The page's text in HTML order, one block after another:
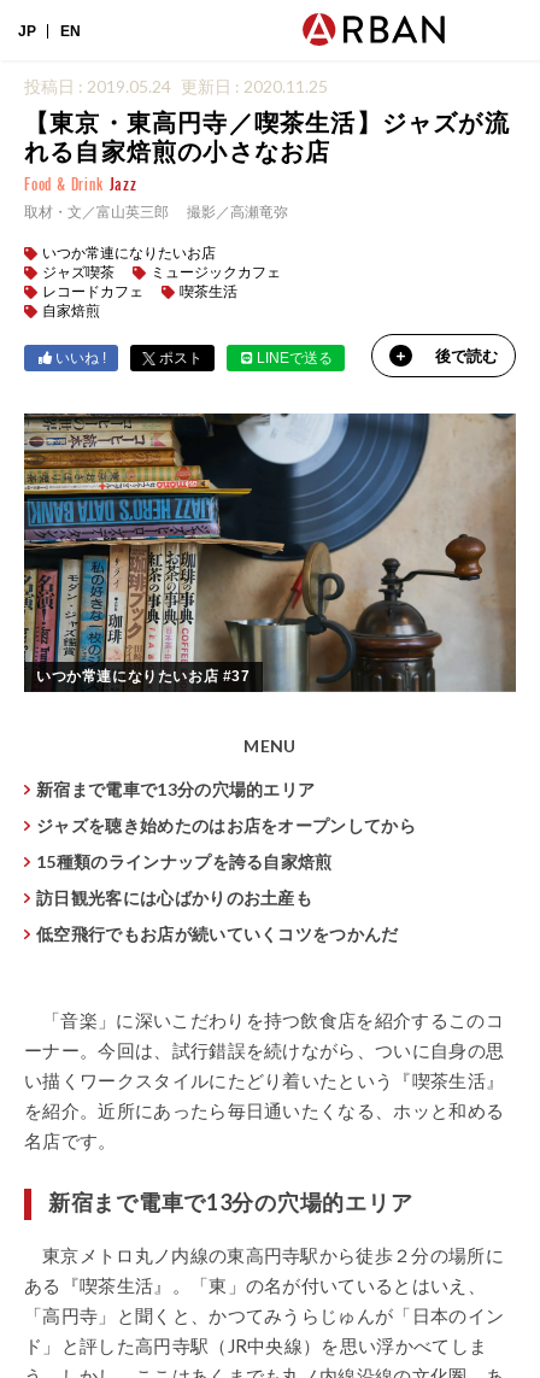
JP EN
投稿日 : 2019.05.24 更新日 : 2020.11.25
【東京・東高円寺／喫茶生活】ジャズが流
れる自家焙煎の小さなお店
Food & Drink Jazz
取材・文／富山英三郎 撮影／高瀬竜弥
いつか常連になりたいお店
ジャズ喫茶
ミュージックカフェ
レコードカフェ
喫茶生活
自家焙煎
いいね ! ポスト LINEで送る 後で読む
いつか常連になりたいお店 #37
MENU
新宿まで電車で13分の穴場的エリア
ジャズを聴き始めたのはお店をオープンしてから
15種類のラインナップを誇る自家焙煎
訪日観光客には心ばかりのお土産も
低空飛行でもお店が続いていくコツをつかんだ
「音楽」に深いこだわりを持つ飲食店を紹介するこのコ
ーナー。今回は、試行錯誤を続けながら、ついに自身の思
い描くワークスタイルにたどり着いたという『喫茶生活』
を紹介。近所にあったら毎日通いたくなる、ホッと和める
名店です。
新宿まで電車で13分の穴場的エリア
東京メトロ丸ノ内線の東高円寺駅から徒歩２分の場所に
ある『喫茶生活』。「東」の名が付いているとはいえ、
「高円寺」と聞くと、かつてみうらじゅんが「日本のイン
ド」と評した高円寺駅（JR中央線）を思い浮かべてしま